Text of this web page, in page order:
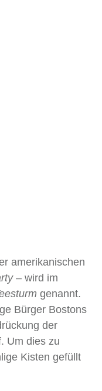
amerikanischen
– wird im
genannt.
Bürger Bostons
der
Um dies zu
Kisten gefüllt